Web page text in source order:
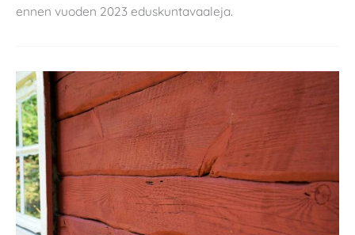
ennen vuoden 2023 eduskuntavaaleja.